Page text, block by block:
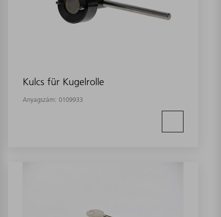
Kulcs für Kugelrolle
Anyagszám: 0109933